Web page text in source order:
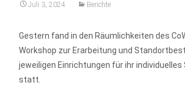
Juli 3, 2024 Berichte
Gestern fand in den Räumlichkeiten des
Workshop zur Erarbeitung und
jeweiligen Einrichtungen für ihr
statt.